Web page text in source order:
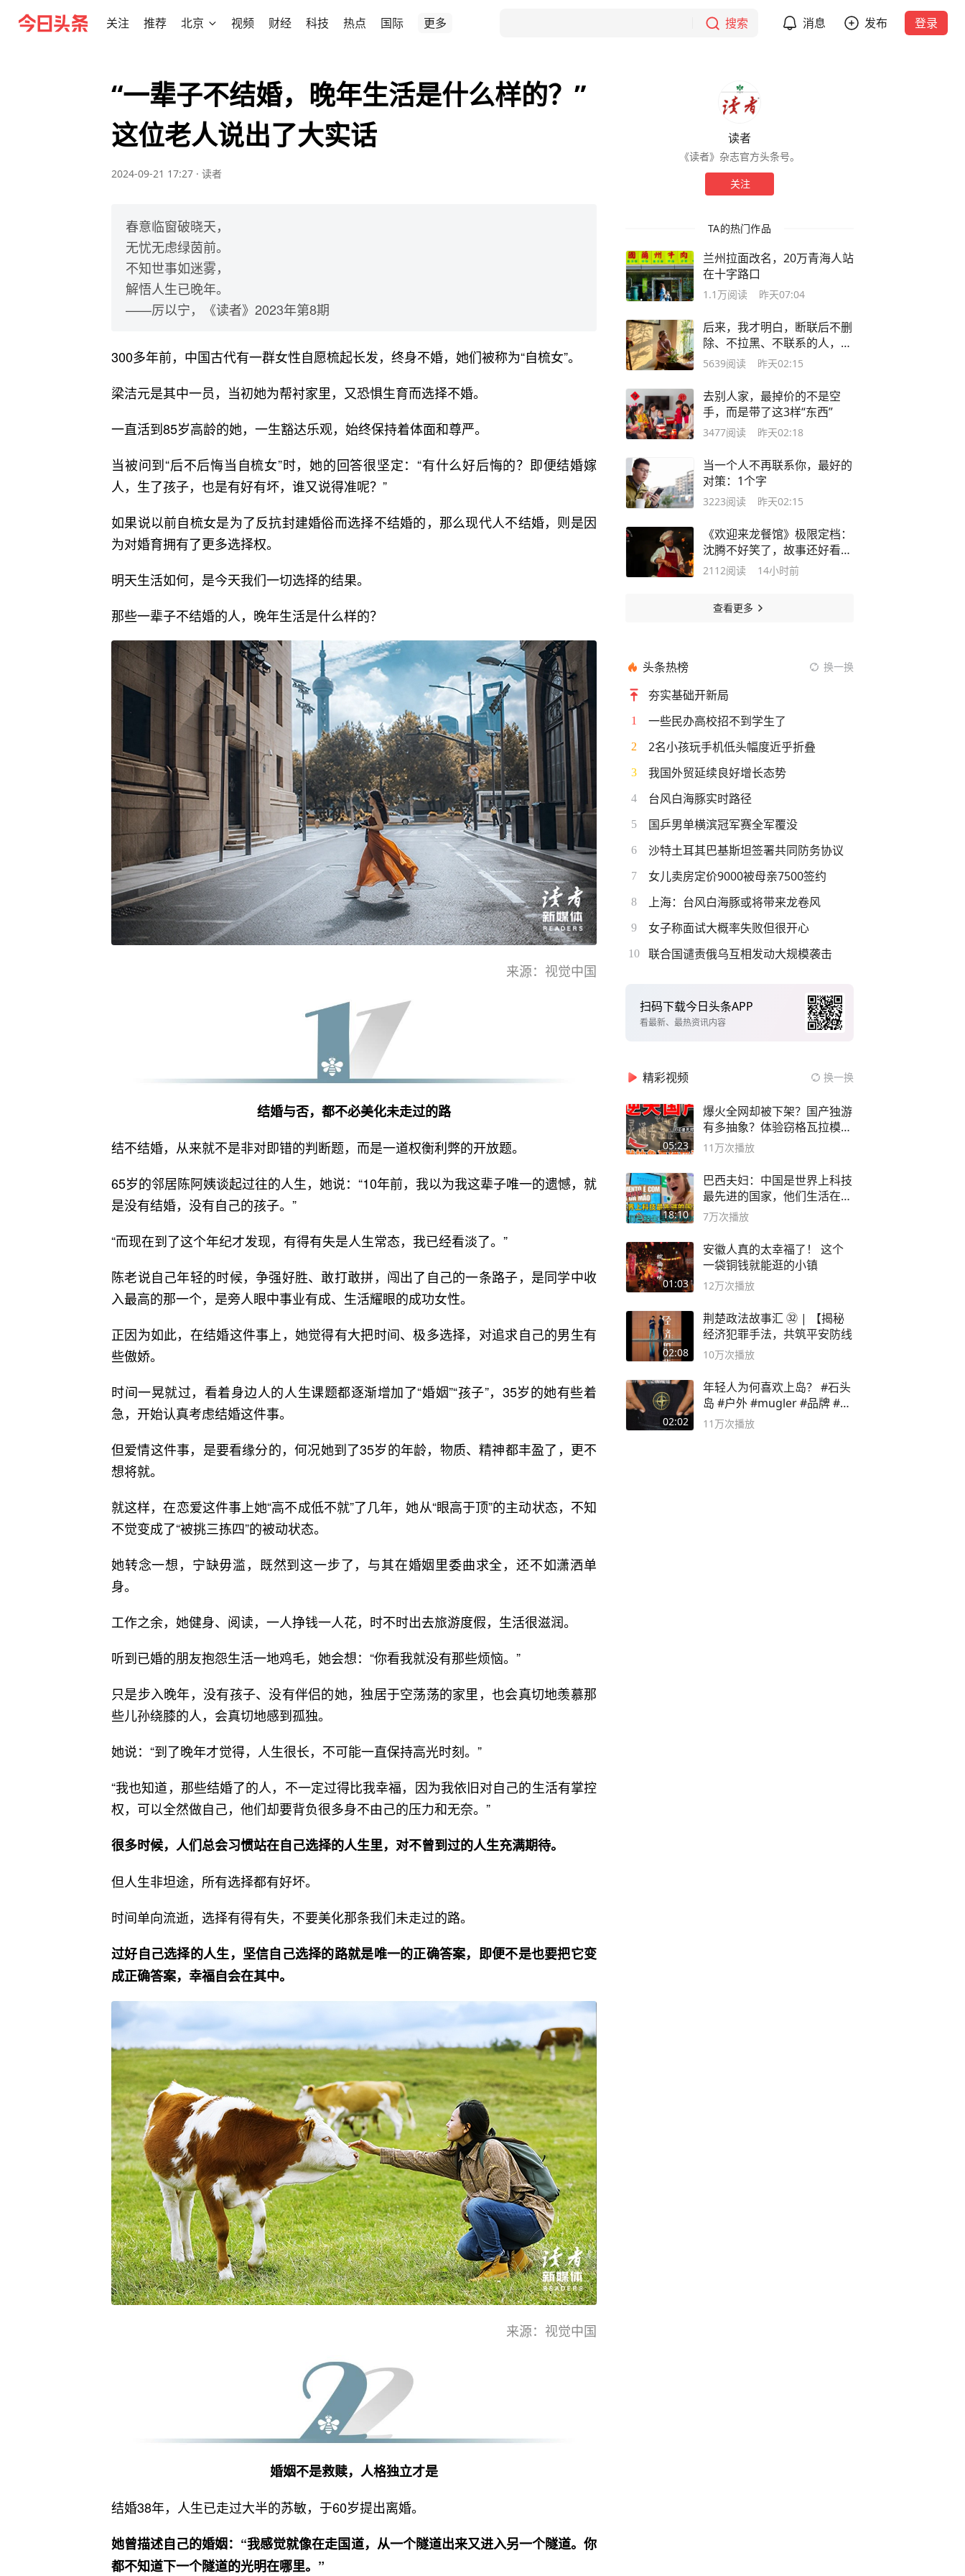
关注 推荐 北京 视频 财经 科技 热点 国际 更多 搜索 消息 发布 登录
“一辈子不结婚，晚年生活是什么样的？”
这位老人说出了大实话
2024-09-21 17:27 · 读者
春意临窗破晓天，
无忧无虑绿茵前。
不知世事如迷雾，
解悟人生已晚年。
——厉以宁，《读者》2023年第8期
300多年前，中国古代有一群女性自愿梳起长发，终身不婚，她们被称为“自梳女”。
梁洁元是其中一员，当初她为帮衬家里，又恐惧生育而选择不婚。
一直活到85岁高龄的她，一生豁达乐观，始终保持着体面和尊严。
当被问到“后不后悔当自梳女”时，她的回答很坚定：“有什么好后悔的？即便结婚嫁
人，生了孩子，也是有好有坏，谁又说得准呢？”
如果说以前自梳女是为了反抗封建婚俗而选择不结婚的，那么现代人不结婚，则是因
为对婚育拥有了更多选择权。
明天生活如何，是今天我们一切选择的结果。
那些一辈子不结婚的人，晚年生活是什么样的？
来源：视觉中国
结婚与否，都不必美化未走过的路
结不结婚，从来就不是非对即错的判断题，而是一道权衡利弊的开放题。
65岁的邻居陈阿姨谈起过往的人生，她说：“10年前，我以为我这辈子唯一的遗憾，就
是没有结婚，没有自己的孩子。”
“而现在到了这个年纪才发现，有得有失是人生常态，我已经看淡了。”
陈老说自己年轻的时候，争强好胜、敢打敢拼，闯出了自己的一条路子，是同学中收
入最高的那一个，是旁人眼中事业有成、生活耀眼的成功女性。
正因为如此，在结婚这件事上，她觉得有大把时间、极多选择，对追求自己的男生有
些傲娇。
时间一晃就过，看着身边人的人生课题都逐渐增加了“婚姻”“孩子”，35岁的她有些着
急，开始认真考虑结婚这件事。
但爱情这件事，是要看缘分的，何况她到了35岁的年龄，物质、精神都丰盈了，更不
想将就。
就这样，在恋爱这件事上她“高不成低不就”了几年，她从“眼高于顶”的主动状态，不知
不觉变成了“被挑三拣四”的被动状态。
她转念一想，宁缺毋滥，既然到这一步了，与其在婚姻里委曲求全，还不如潇洒单
身。
工作之余，她健身、阅读，一人挣钱一人花，时不时出去旅游度假，生活很滋润。
听到已婚的朋友抱怨生活一地鸡毛，她会想：“你看我就没有那些烦恼。”
只是步入晚年，没有孩子、没有伴侣的她，独居于空荡荡的家里，也会真切地羡慕那
些儿孙绕膝的人，会真切地感到孤独。
她说：“到了晚年才觉得，人生很长，不可能一直保持高光时刻。”
“我也知道，那些结婚了的人，不一定过得比我幸福，因为我依旧对自己的生活有掌控
权，可以全然做自己，他们却要背负很多身不由己的压力和无奈。”
很多时候，人们总会习惯站在自己选择的人生里，对不曾到过的人生充满期待。
但人生非坦途，所有选择都有好坏。
时间单向流逝，选择有得有失，不要美化那条我们未走过的路。
过好自己选择的人生，坚信自己选择的路就是唯一的正确答案，即便不是也要把它变
成正确答案，幸福自会在其中。
来源：视觉中国
婚姻不是救赎，人格独立才是
结婚38年，人生已走过大半的苏敏，于60岁提出离婚。
她曾描述自己的婚姻：“我感觉就像在走国道，从一个隧道出来又进入另一个隧道。你
都不知道下一个隧道的光明在哪里。”
读者
《读者》杂志官方头条号。
关注
TA的热门作品
兰州拉面改名，20万青海人站
在十字路口
1.1万阅读 昨天07:04
后来，我才明白，断联后不删
除、不拉黑、不联系的人，不
是在等对方回头，而是在等自
5639阅读 昨天02:15
去别人家，最掉价的不是空
手，而是带了这3样“东西”
3477阅读 昨天02:18
当一个人不再联系你，最好的
对策：1个字
3223阅读 昨天02:15
《欢迎来龙餐馆》极限定档：
沈腾不好笑了，故事还好看
吗？
2112阅读 14小时前
查看更多
头条热榜 换一换
夯实基础开新局
1 一些民办高校招不到学生了
2 2名小孩玩手机低头幅度近乎折叠
3 我国外贸延续良好增长态势
4 台风白海豚实时路径
5 国乒男单横滨冠军赛全军覆没
6 沙特土耳其巴基斯坦签署共同防务协议
7 女儿卖房定价9000被母亲7500签约
8 上海：台风白海豚或将带来龙卷风
9 女子称面试大概率失败但很开心
10 联合国谴责俄乌互相发动大规模袭击
扫码下载今日头条APP
看最新、最热资讯内容
精彩视频 换一换
05:23
爆火全网却被下架？国产独游
有多抽象？体验窃格瓦拉模拟
器！
11万次播放
18:10
巴西夫妇：中国是世界上科技
最先进的国家，他们生活在
2999年
7万次播放
01:03
安徽人真的太幸福了！ 这个
一袋铜钱就能逛的小镇
12万次播放
02:08
荆楚政法故事汇 ㉜ | 【揭秘
经济犯罪手法，共筑平安防线
10万次播放
02:02
年轻人为何喜欢上岛？ #石头
岛 #户外 #mugler #品牌 #足
球流氓
11万次播放